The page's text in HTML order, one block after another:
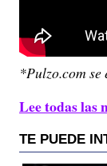
*Pulzo.com se
Lee todas las